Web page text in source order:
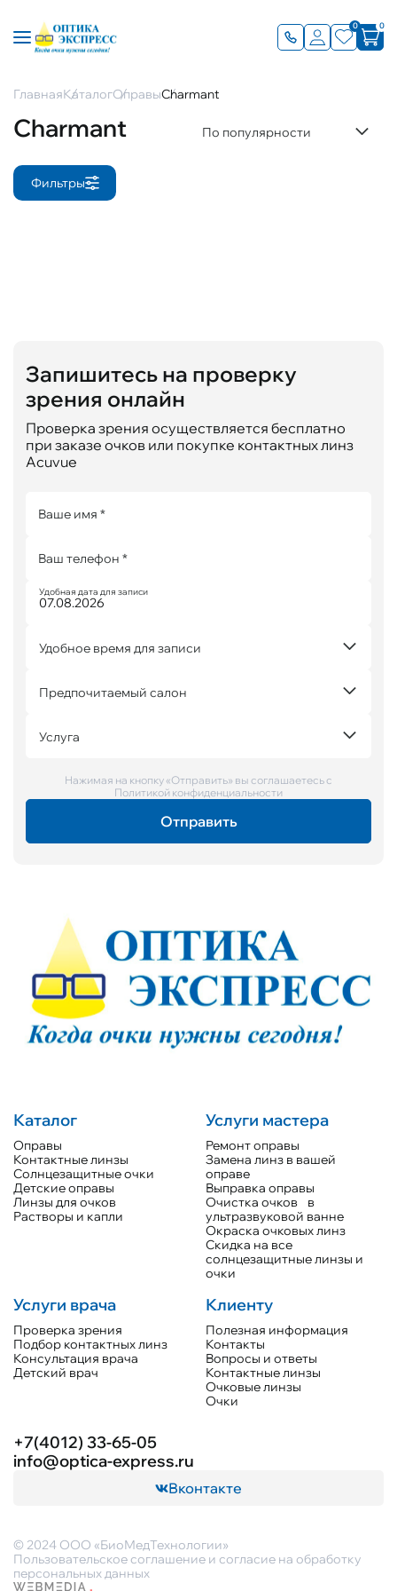
0 0
ГлавнаяКаталогОправыCharmant
Charmant По популярности
Фильтры
Запишитесь на проверку
зрения онлайн
Проверка зрения осуществляется бесплатно
при заказе очков или покупке контактных линз
Acuvue
Ваше имя *
Ваш телефон *
Удобная дата для записи
Удобное время для записи
Предпочитаемый салон
Услуга
Нажимая на кнопку «Отправить» вы соглашаетесь с
Политикой конфиденциальности
Каталог
Оправы
Контактные линзы
Солнцезащитные очки
Детские оправы
Линзы для очков
Растворы и капли
Услуги мастера
Ремонт оправы
Замена линз в вашей
оправе
Выправка оправы
Очистка очков в
ультразвуковой ванне
Окраска очковых линз
Скидка на все
солнцезащитные линзы и
очки
Услуги врача
Проверка зрения
Подбор контактных линз
Консультация врача
Детский врач
Клиенту
Полезная информация
Контакты
Вопросы и ответы
Контактные линзы
Очковые линзы
Очки
+7(4012) 33-65-05
info@optica-express.ru
Вконтакте
© 2024 ООО «БиоМедТехнологии»
Пользовательское соглашение и согласие на обработку
персональных данных